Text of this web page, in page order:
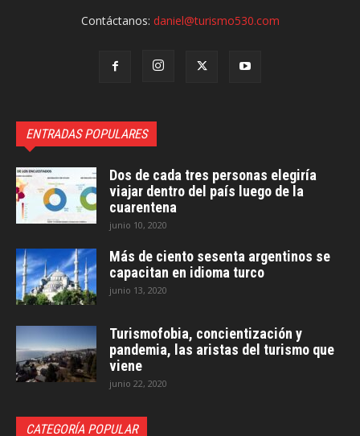
Contáctanos: daniel@turismo530.com
ENTRADAS POPULARES
Dos de cada tres personas elegiría
viajar dentro del país luego de la
cuarentena
junio 10, 2020
Más de ciento sesenta argentinos se
capacitan en idioma turco
junio 13, 2020
Turismofobia, concientización y
pandemia, las aristas del turismo que
viene
junio 22, 2020
CATEGORÍA POPULAR